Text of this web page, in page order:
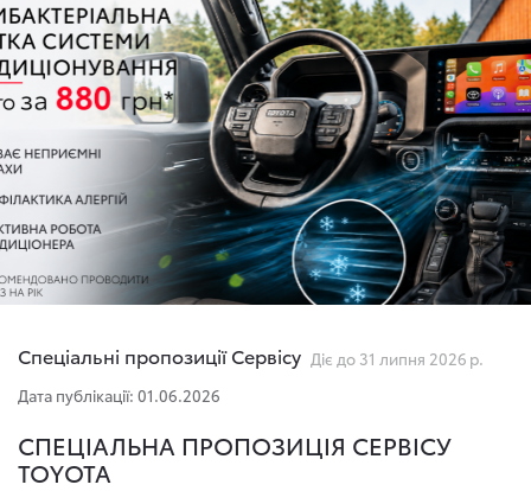
Спеціальні пропозиції Сервісу Діє до 31 липня 2026 р.
Дата публікації: 01.06.2026
СПЕЦІАЛЬНА ПРОПОЗИЦІЯ СЕРВІСУ
TOYOTA